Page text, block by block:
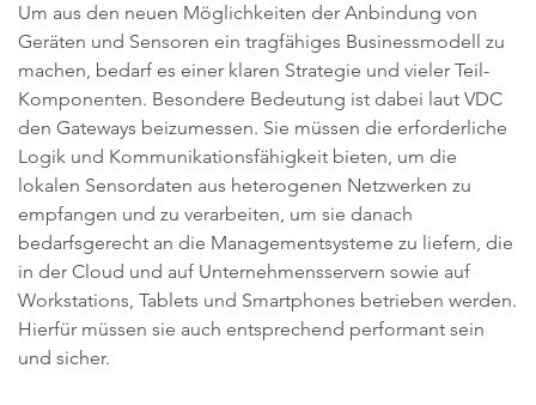
Um aus den neuen Möglichkeiten der Anbindung von
Geräten und Sensoren ein tragfähiges Businessmodell zu
machen, bedarf es einer klaren Strategie und vieler Teil-
Komponenten. Besondere Bedeutung ist dabei laut VDC
den Gateways beizumessen. Sie müssen die erforderliche
Logik und Kommunikationsfähigkeit bieten, um die
lokalen Sensordaten aus heterogenen Netzwerken zu
empfangen und zu verarbeiten, um sie danach
bedarfsgerecht an die Managementsysteme zu liefern, die
in der Cloud und auf Unternehmensservern sowie auf
Workstations, Tablets und Smartphones betrieben werden.
Hierfür müssen sie auch entsprechend performant sein
und sicher.